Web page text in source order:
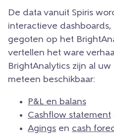
De data vanuit Spiris
interactieve
gegoten op het
vertellen het ware
BrightAnalytics zijn al
meteen beschikbaar:
P&L en balans
Cashflow statement
Agings en cash